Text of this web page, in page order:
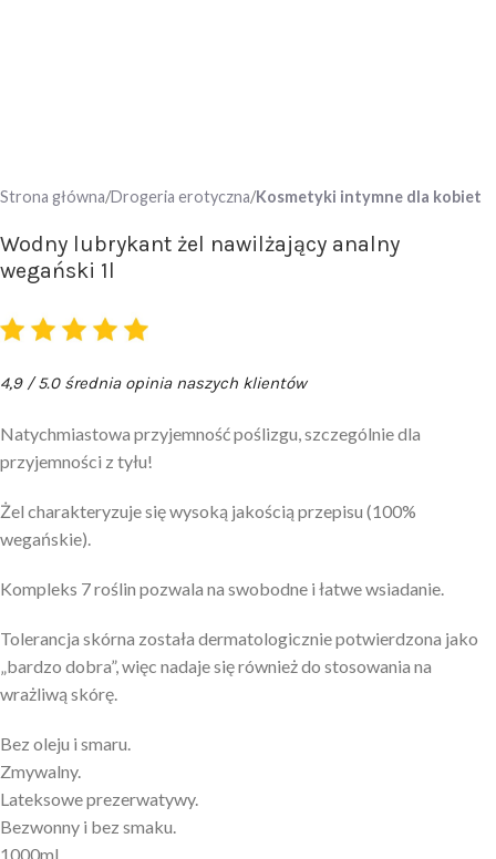
Strona główna Drogeria erotyczna Kosmetyki intymne dla kobiet
Wodny lubrykant żel nawilżający analny
wegański 1l
4,9 / 5.0 średnia opinia naszych klientów
Natychmiastowa przyjemność poślizgu, szczególnie dla
przyjemności z tyłu!
Żel charakteryzuje się wysoką jakością przepisu (100%
wegańskie).
Kompleks 7 roślin pozwala na swobodne i łatwe wsiadanie.
Tolerancja skórna została dermatologicznie potwierdzona jako
„bardzo dobra”, więc nadaje się również do stosowania na
wrażliwą skórę.
Bez oleju i smaru.
Zmywalny.
Lateksowe prezerwatywy.
Bezwonny i bez smaku.
1000ml